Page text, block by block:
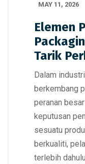
MAY 11, 2026
Elemen
Tarik
Dalam
berkembang
peranan
keputusan
sesuatu
berkualiti,
terlebih